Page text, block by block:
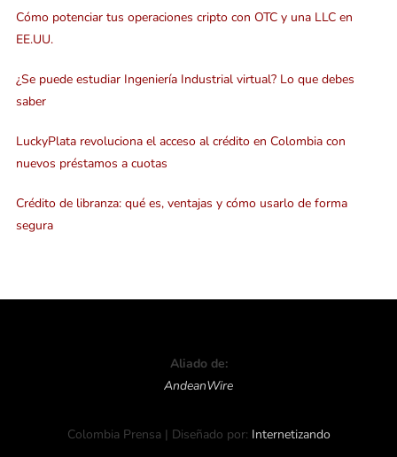
Cómo potenciar tus operaciones cripto con OTC y una LLC en
EE.UU.
¿Se puede estudiar Ingeniería Industrial virtual? Lo que debes
saber
LuckyPlata revoluciona el acceso al crédito en Colombia con
nuevos préstamos a cuotas
Crédito de libranza: qué es, ventajas y cómo usarlo de forma
segura
Aliado de:
AndeanWire
Colombia Prensa | Diseñado por: Internetizando